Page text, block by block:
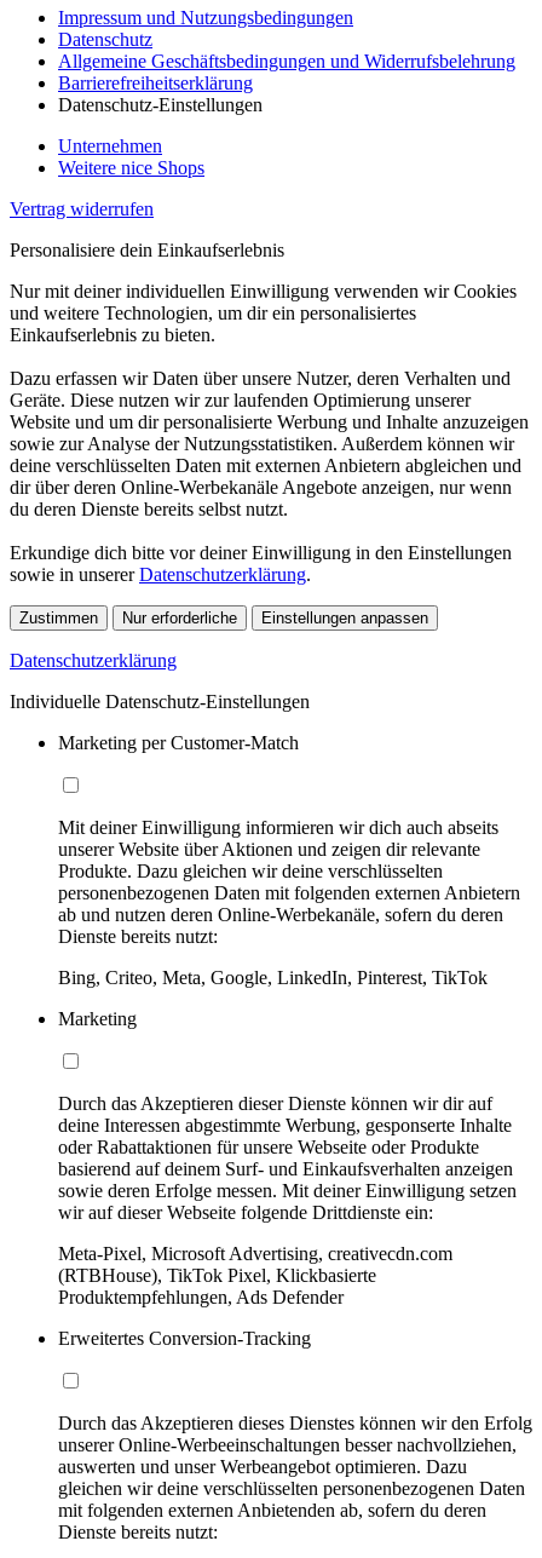
Impressum und Nutzungsbedingungen
Datenschutz
Allgemeine Geschäftsbedingungen und Widerrufsbelehrung
Barrierefreiheitserklärung
Datenschutz-Einstellungen
Unternehmen
Weitere nice Shops
Vertrag widerrufen
Personalisiere dein Einkaufserlebnis
Nur mit deiner individuellen Einwilligung verwenden wir Cookies
und weitere Technologien, um dir ein personalisiertes
Einkaufserlebnis zu bieten.
Dazu erfassen wir Daten über unsere Nutzer, deren Verhalten und
Geräte. Diese nutzen wir zur laufenden Optimierung unserer
Website und um dir personalisierte Werbung und Inhalte anzuzeigen
sowie zur Analyse der Nutzungsstatistiken. Außerdem können wir
deine verschlüsselten Daten mit externen Anbietern abgleichen und
dir über deren Online-Werbekanäle Angebote anzeigen, nur wenn
du deren Dienste bereits selbst nutzt.
Erkundige dich bitte vor deiner Einwilligung in den Einstellungen
sowie in unsererDatenschutzerklärung.
Zustimmen Nur erforderliche Einstellungen anpassen
Datenschutzerklärung
Individuelle Datenschutz-Einstellungen
Marketing per Customer-Match
Mit deiner Einwilligung informieren wir dich auch abseits
unserer Website über Aktionen und zeigen dir relevante
Produkte. Dazu gleichen wir deine verschlüsselten
personenbezogenen Daten mit folgenden externen Anbietern
ab und nutzen deren Online-Werbekanäle, sofern du deren
Dienste bereits nutzt:
Bing, Criteo, Meta, Google, LinkedIn, Pinterest, TikTok
Marketing
Durch das Akzeptieren dieser Dienste können wir dir auf
deine Interessen abgestimmte Werbung, gesponserte Inhalte
oder Rabattaktionen für unsere Webseite oder Produkte
basierend auf deinem Surf- und Einkaufsverhalten anzeigen
sowie deren Erfolge messen. Mit deiner Einwilligung setzen
wir auf dieser Webseite folgende Drittdienste ein:
Meta-Pixel, Microsoft Advertising, creativecdn.com
(RTBHouse), TikTok Pixel, Klickbasierte
Produktempfehlungen, Ads Defender
Erweitertes Conversion-Tracking
Durch das Akzeptieren dieses Dienstes können wir den Erfolg
unserer Online-Werbeeinschaltungen besser nachvollziehen,
auswerten und unser Werbeangebot optimieren. Dazu
gleichen wir deine verschlüsselten personenbezogenen Daten
mit folgenden externen Anbietenden ab, sofern du deren
Dienste bereits nutzt: